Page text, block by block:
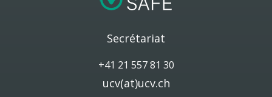
Secrétariat
+41 21 557 81 30
ucv(at)ucv.ch